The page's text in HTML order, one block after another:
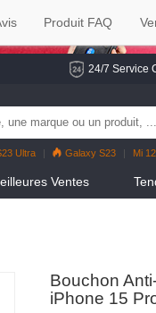
24/7 Service
Ultra Galaxy S23
Mi
Ventes
Bouchon
iPhone 15
Produit FAQ